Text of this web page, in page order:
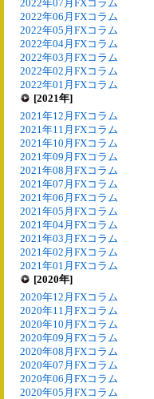
2022年07月FXコラム
2022年06月FXコラム
2022年05月FXコラム
2022年04月FXコラム
2022年03月FXコラム
2022年02月FXコラム
2022年01月FXコラム
[2021年]
2021年12月FXコラム
2021年11月FXコラム
2021年10月FXコラム
2021年09月FXコラム
2021年08月FXコラム
2021年07月FXコラム
2021年06月FXコラム
2021年05月FXコラム
2021年04月FXコラム
2021年03月FXコラム
2021年02月FXコラム
2021年01月FXコラム
[2020年]
2020年12月FXコラム
2020年11月FXコラム
2020年10月FXコラム
2020年09月FXコラム
2020年08月FXコラム
2020年07月FXコラム
2020年06月FXコラム
2020年05月FXコラム